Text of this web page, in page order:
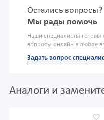
Остались вопросы?
Мы рады помочь
Наши специалисты готовы
вопросы онлайн в любое
Задать вопрос
Аналоги и